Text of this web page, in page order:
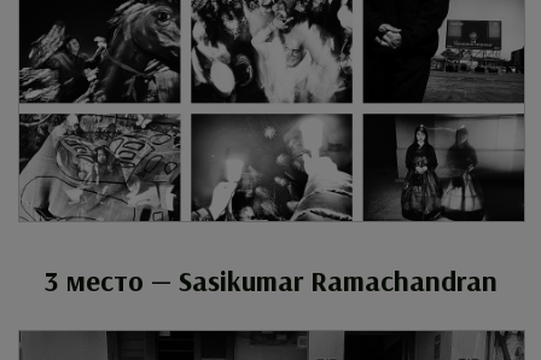
3 место — Sasikumar Ramachandran